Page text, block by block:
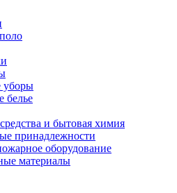
уборы
белье
и бытовая химия
принадлежности
оборудование
материалы